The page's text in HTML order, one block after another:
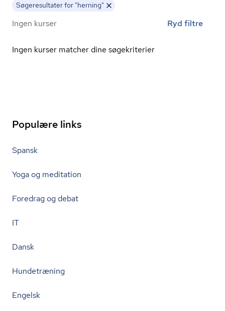
Søgeresultater for "herning"
Ingen kurser Ryd filtre
Ingen kurser matcher dine søgekriterier
Populære links
Spansk
Yoga og meditation
Foredrag og debat
IT
Dansk
Hundetræning
Engelsk